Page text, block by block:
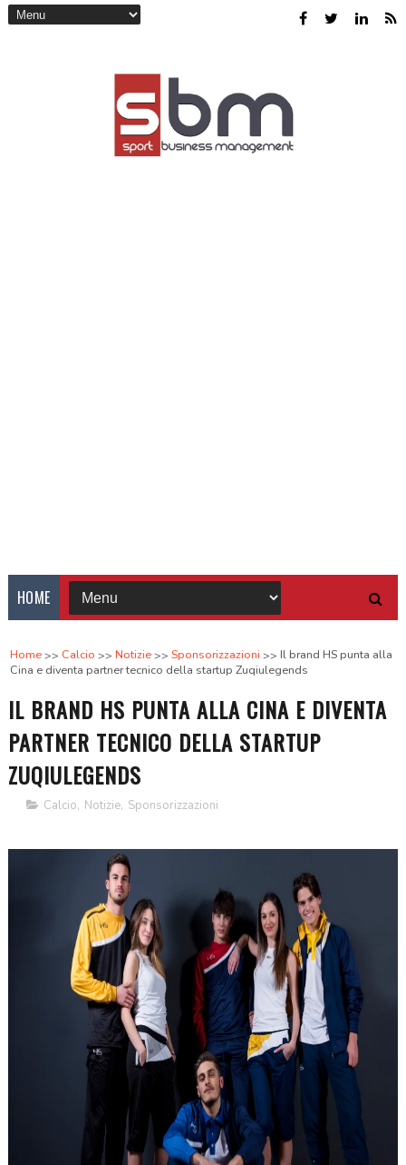
HOME
Home Calcio Notizie Sponsorizzazioni
Il brand HS punta alla
Cina e diventa partner tecnico della startup Zuqiulegends
IL BRAND HS PUNTA ALLA CINA E DIVENTA
PARTNER TECNICO DELLA STARTUP
ZUQIULEGENDS
Calcio, Notizie, Sponsorizzazioni